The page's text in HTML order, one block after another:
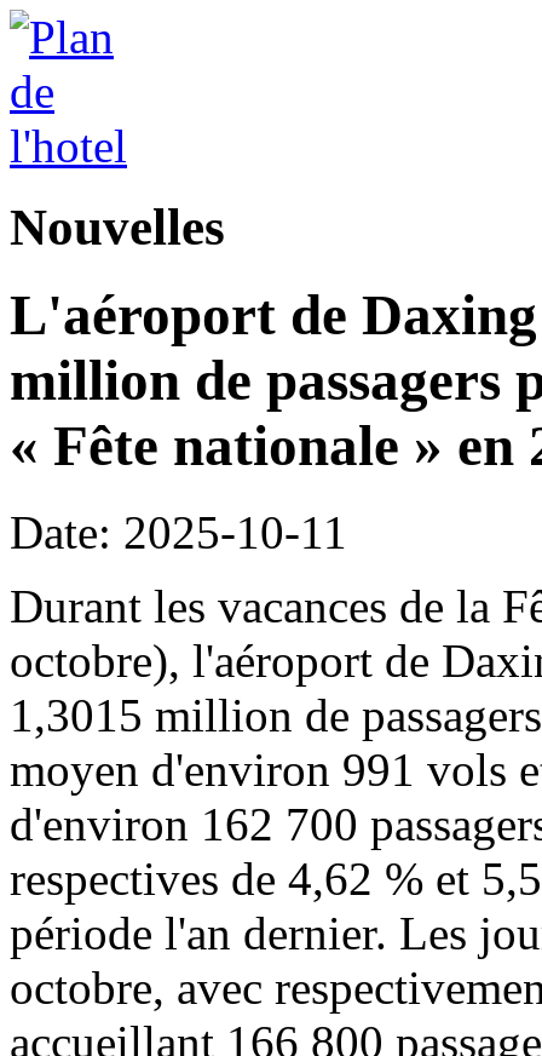
Nouvelles
L'aéroport de
million de passagers
« Fête nationale » en
Date: 2025-10-11
Durant les vacances de la
octobre), l'aéroport de
1,3015 million de
moyen d'environ 991 vols
d'environ 162 700
respectives de 4,62 % et
période l'an dernier. Les
octobre, avec
accueillant 166 800